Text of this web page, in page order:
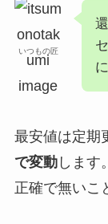
いつもの匠
最安値は定期
で変動します
正確で無いこ